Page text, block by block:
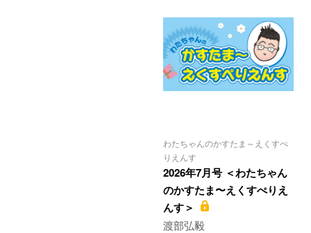
わたちゃんのかすたま～えくすぺ
りえんす
2026年7月号 ＜わたちゃん
のかすたま〜えくすぺりえ
んす＞
渡部弘毅